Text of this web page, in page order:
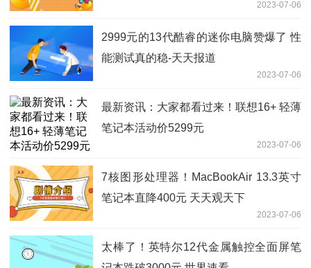
2023-07-06
2999元的13代酷睿的迷你电脑赞爆了 性
能测试真的稳-天天报道
2023-07-06
最新资讯：大家都看过来！联想16+ 轻薄
笔记本活动价5299元
2023-07-06
7核图形处理器！MacBookAir 13.3英寸
笔记本直降400元 天天观天下
2023-07-06
太棒了！英特尔12代金属触控全面屏笔